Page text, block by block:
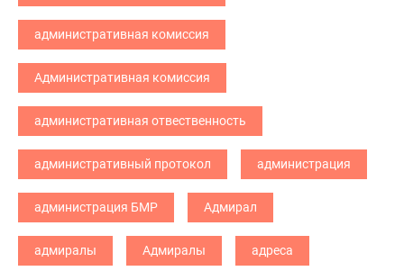
административная комиссия
Административная комиссия
административная отвественность
административный протокол администрация
администрация БМР Адмирал
адмиралы Адмиралы адреса